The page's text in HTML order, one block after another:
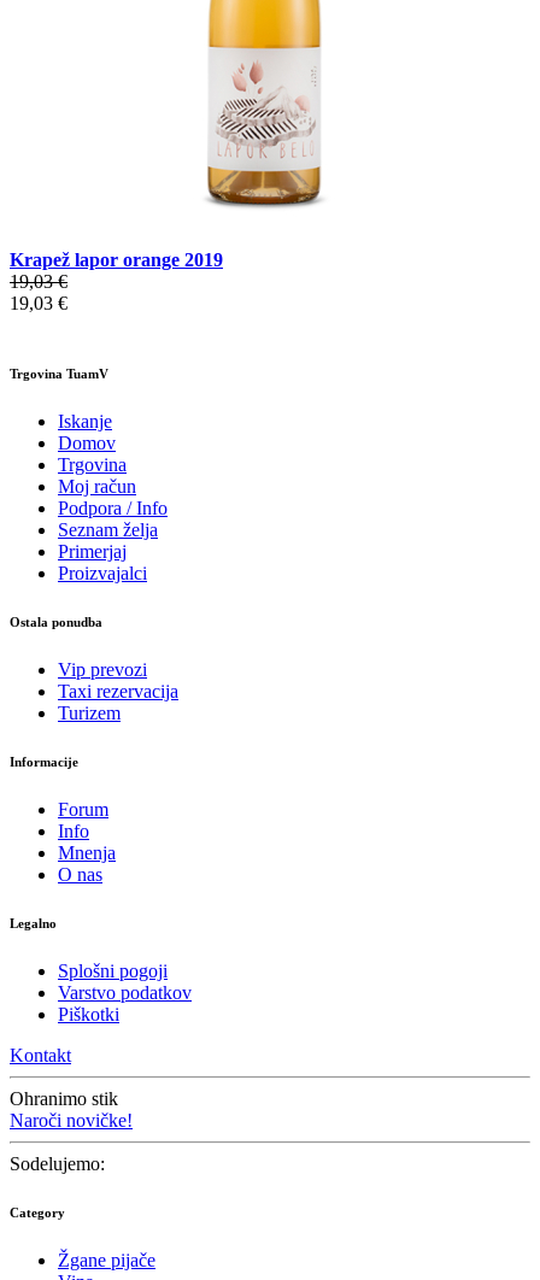
Krapež lapor orange 2019
19,03 €
19,03 €
Trgovina TuamV
Iskanje
Domov
Trgovina
Moj račun
Podpora / Info
Seznam želja
Primerjaj
Proizvajalci
Ostala ponudba
Vip prevozi
Taxi rezervacija
Turizem
Informacije
Forum
Info
Mnenja
O nas
Legalno
Splošni pogoji
Varstvo podatkov
Piškotki
Kontakt
Ohranimo stik
Naroči novičke!
Sodelujemo:
Category
Žgane pijače